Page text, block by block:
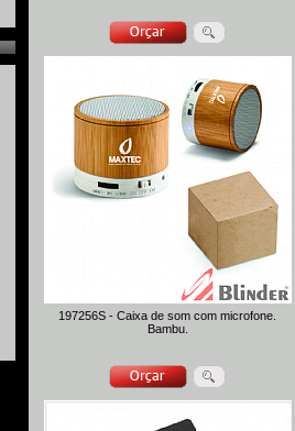
197256S - Caixa de som com microfone.
Bambu.